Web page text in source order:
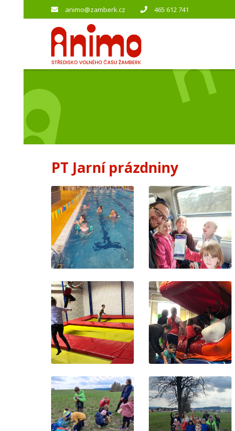
animo@zamberk.cz 465 612 741
PT Jarní prázdniny